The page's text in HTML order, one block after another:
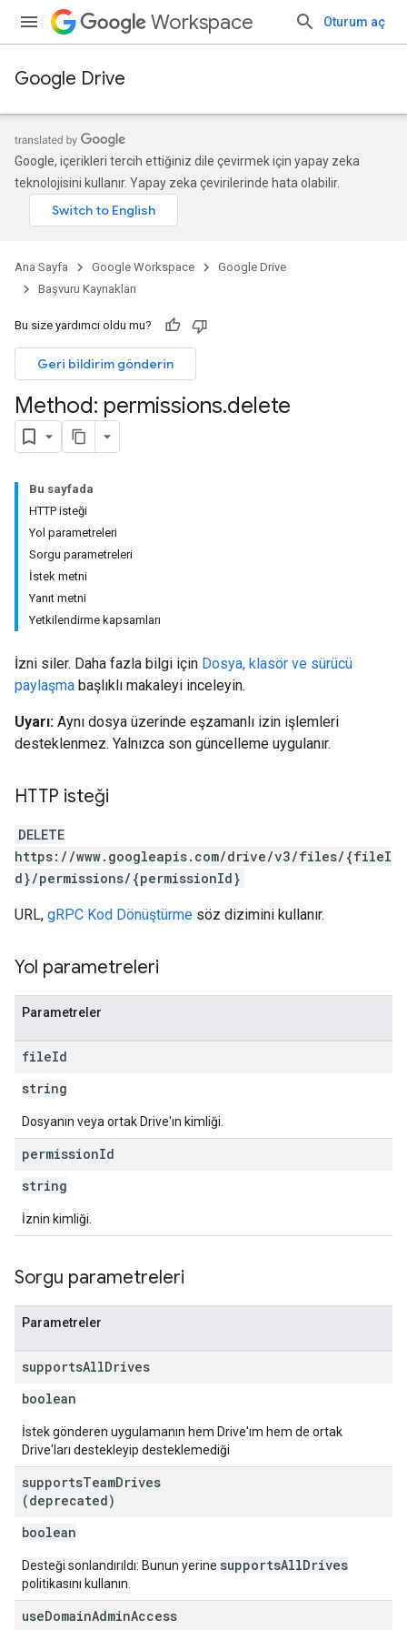
Workspace Oturum aç
Google Drive
Google, içerikleri tercih ettiğiniz dile çevirmek için yapay zeka
teknolojisini kullanır. Yapay zeka çevirilerinde hata olabilir.
Ana Sayfa Google Workspace
Google Drive
Başvuru Kaynakları
Bu size yardımcı oldu mu?
Geri bildirim gönderin
Method: permissions.delete
Bu sayfada
HTTP isteği
Yol parametreleri
Sorgu parametreleri
İstek metni
Yanıt metni
Yetkilendirme kapsamları
İzni siler. Daha fazla bilgi için Dosya, klasör ve sürücü
paylaşma başlıklı makaleyi inceleyin.
Uyarı: Aynı dosya üzerinde eşzamanlı izin işlemleri
desteklenmez. Yalnızca son güncelleme uygulanır.
HTTP isteği
DELETE
https://www.googleapis.com/drive/v3/files/{fileI
d}/permissions/{permissionId}
URL, gRPC Kod Dönüştürme söz dizimini kullanır.
Yol parametreleri
Parametreler
fileId
string
Dosyanın veya ortak Drive'ın kimliği.
permissionId
string
İznin kimliği.
Sorgu parametreleri
Parametreler
supportsAllDrives
boolean
İstek gönderen uygulamanın hem Drive'ım hem de ortak
Drive'ları destekleyip desteklemediği
supportsTeamDrives
(deprecated)
boolean
Desteği sonlandırıldı: Bunun yerine supportsAllDrives
politikasını kullanın.
useDomainAdminAccess